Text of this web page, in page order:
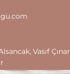
Vasıf Çınar